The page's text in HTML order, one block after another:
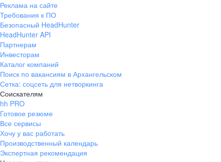
Реклама на сайте
Требования к ПО
Безопасный HeadHunter
HeadHunter API
Партнерам
Инвесторам
Каталог компаний
Поиск по вакансиям в Архангельском
Сетка: соцсеть для нетворкинга
Соискателям
hh PRO
Готовое резюме
Все сервисы
Хочу у вас работать
Производственный календарь
Экспертная рекомендация